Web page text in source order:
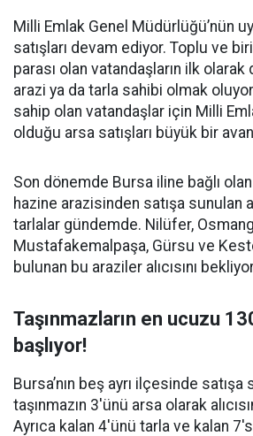
Milli Emlak Genel Müdürlüğü’nün
satışları devam ediyor. Toplu ve
parası olan vatandaşların ilk
arazi ya da tarla sahibi olmak
sahip olan vatandaşlar için Milli
olduğu arsa satışları büyük bir
Son dönemde Bursa iline bağlı
hazine arazisinden satışa sunulan
tarlalar gündemde. Nilüfer,
Mustafakemalpaşa, Gürsu ve
bulunan bu araziler alıcısını
Taşınmazların en ucuzu
başlıyor!
Bursa’nın beş ayrı ilçesinde satışa
taşınmazın 3'ünü arsa olarak
Ayrıca kalan 4'ünü tarla ve kalan